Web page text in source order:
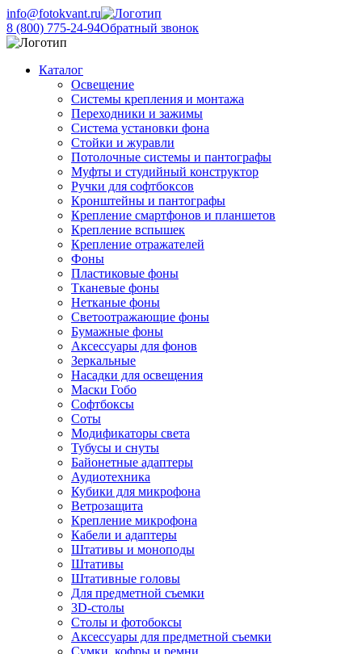
info@fotokvant.ru
8 (800) 775-24-94Обратный звонок
Каталог
Освещение
Системы крепления и монтажа
Переходники и зажимы
Система установки фона
Стойки и журавли
Потолочные системы и пантографы
Муфты и студийный конструктор
Ручки для софтбоксов
Кронштейны и пантографы
Крепление смартфонов и планшетов
Крепление вспышек
Крепление отражателей
Фоны
Пластиковые фоны
Тканевые фоны
Нетканые фоны
Светоотражающие фоны
Бумажные фоны
Аксессуары для фонов
Зеркальные
Насадки для освещения
Маски Гобо
Софтбоксы
Соты
Модификаторы света
Тубусы и снуты
Байонетные адаптеры
Аудиотехника
Кубики для микрофона
Ветрозащита
Крепление микрофона
Кабели и адаптеры
Штативы и моноподы
Штативы
Штативные головы
Для предметной съемки
3D-столы
Столы и фотобоксы
Аксессуары для предметной съемки
Сумки, кофры и ремни